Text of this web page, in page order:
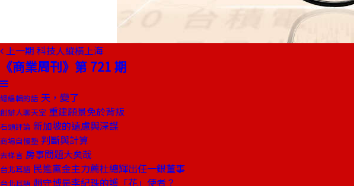
上一期 科技人縱橫上海
《商業周刊》第 721 期
總編輯的話 天，變了
創辦人聊天室 重建願景免於背叛
石頭評論 新加坡的遠慮與深謀
商場自慢塾 判斷與計算
去梯言 房事問題大矣哉
台北耳語 民進黨金主力薦杜總輝出任一銀董事
台北耳語 趙守博是李紀珠的護「花」使者？